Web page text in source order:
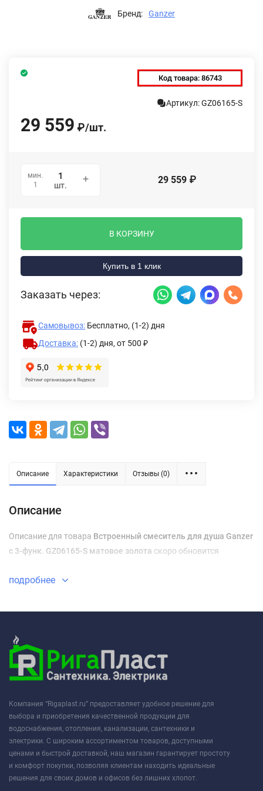
Бренд: Ganzer
Код товара: 86743
Артикул: GZ06165-S
29 559 ₽/шт.
мин.
1
шт. 29 559 ₽
В КОРЗИНУ
Купить в 1 клик
Заказать через:
Самовывоз: Бесплатно, (1-2) дня
Доставка: (1-2) дня, от 500 ₽
Описание Характеристики Отзывы (0)
Описание
Описание для товара Встроенный смеситель для душа Ganzer
с 3-функ. GZ06165-S матовое золота скоро обновится
подробнее
Компания “Rigaplast.ru” предоставляет удобное решение для
выбора и приобретения качественной продукции для
водоснабжения, отопления, канализации, сантехники и
электрики. С широким ассортиментом товаров, доступными
ценами и быстрой доставкой, наш магазин гарантирует простоту
и комфорт покупки, позволяя клиентам находить идеальные
решения для своих домов и офисов без лишних хлопот.